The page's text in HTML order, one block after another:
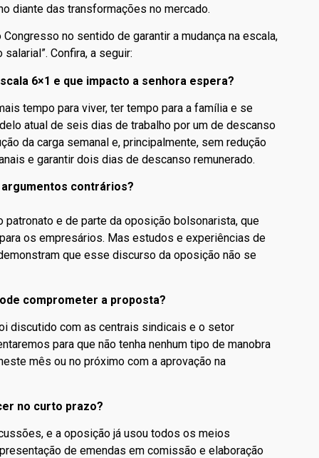
diante das transformações no mercado.
no sentido de garantir a mudança na escala,
Confira, a seguir:
6×1 e que impacto a senhora espera?
tempo para viver, ter tempo para a família e se
atual de seis dias de trabalho por um de descanso
da carga semanal e, principalmente, sem redução
e garantir dois dias de descanso remunerado.
contrários?
e de parte da oposição bolsonarista, que
os empresários. Mas estudos e experiências de
que esse discurso da oposição não se
comprometer a proposta?
discutido com as centrais sindicais e o setor
para que não tenha nenhum tipo de manobra
mês ou no próximo com a aprovação na
no curto prazo?
e a oposição já usou todos os meios
de emendas em comissão e elaboração